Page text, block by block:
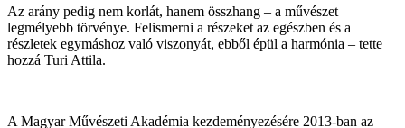
Az arány pedig nem korlát, hanem összhang – a művészet
legmélyebb törvénye. Felismerni a részeket az egészben és a
részletek egymáshoz való viszonyát, ebből épül a harmónia – tette
hozzá Turi Attila.
A Magyar Művészeti Akadémia kezdeményezésére 2013-ban az